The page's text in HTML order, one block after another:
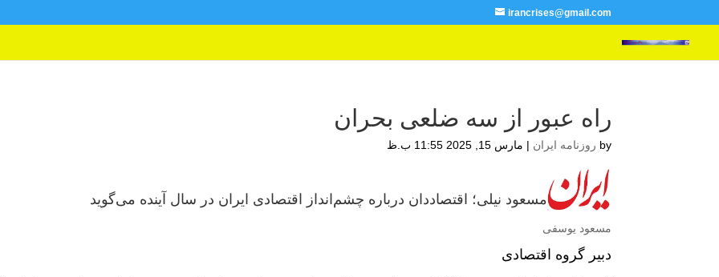
irancrises@gmail.com
راه عبور از سه ضلعی بحران
by روزنامه ایران | مارس 15, 2025 11:55 ب.ظ
مسعود نیلی؛ اقتصاددان درباره چشم‌انداز اقتصادی ایران در سال آینده می‌گوید
مسعود یوسفی
دبیر گروه اقتصادی